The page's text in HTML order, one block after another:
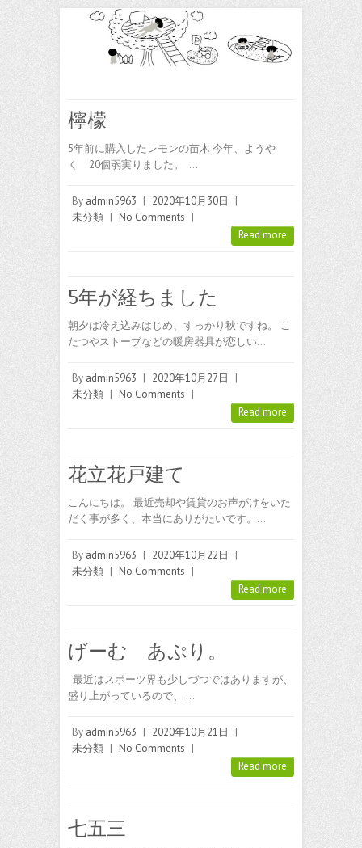
檸檬
5年前に購入したレモンの苗木 今年、ようや
く 20個弱実りました。 …
By admin5963 | 2020年10月30日
|
未分類 | No Comments |
Read more
5年が経ちました
朝夕は冷え込みはじめ、すっかり秋ですね。 こ
たつやストーブなどの暖房器具が恋しい…
By admin5963 | 2020年10月27日
|
未分類 | No Comments |
Read more
花立花戸建て
こんにちは。 最近売却や賃貸のお声がけをいた
だく事が多く、本当にありがたいです。…
By admin5963 | 2020年10月22日
|
未分類 | No Comments |
Read more
げーむ あぷり。
最近はスポーツ界も少しづつではありますが、
盛り上がっているので、 …
By admin5963 | 2020年10月21日
|
未分類 | No Comments |
Read more
七五三